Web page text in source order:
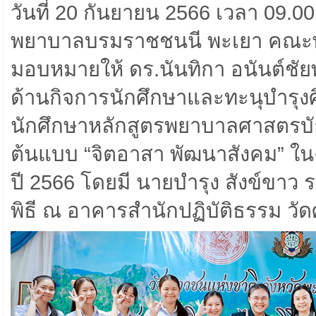
วันที่ 20 กันยายน 2566 เวลา
พยาบาลบรมราชชนนี พะเยา คณ
มอบหมายให้ ดร.นันทิกา อนันต์ชั
ด้านกิจการนักศึกษาและทะนุบำรุ
นักศึกษาหลักสูตรพยาบาลศาสตร
ต้นแบบ “จิตอาสา พัฒนาสังคม” ใ
ปี 2566 โดยมี นายบำรุง สังข์ขาว
พิธี ณ อาคารสำนักปฏิบัติธรรม วัด